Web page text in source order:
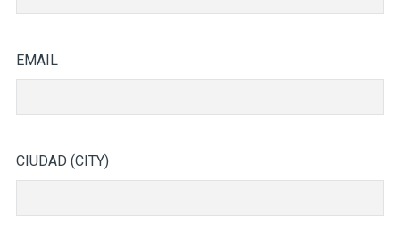
EMAIL
CIUDAD (CITY)